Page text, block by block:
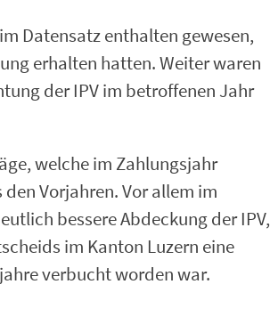
Datensatz enthalten gewesen,
erhalten hatten. Weiter waren
der IPV im betroffenen Jahr
welche im Zahlungsjahr
Vorjahren. Vor allem im
bessere Abdeckung der IPV,
im Kanton Luzern eine
verbucht worden war.